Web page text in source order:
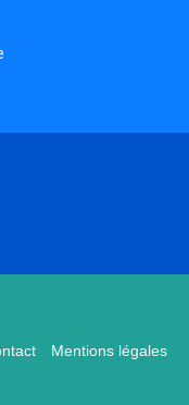
Mentions légales